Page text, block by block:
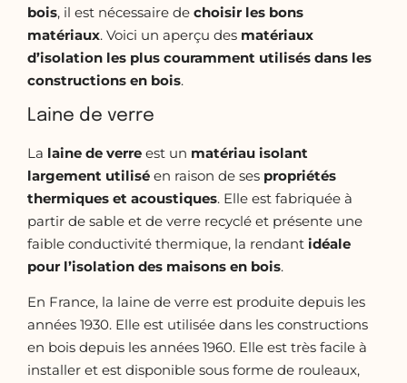
bois, il est nécessaire de choisir les bons
matériaux. Voici un aperçu des matériaux
d’isolation les plus couramment utilisés dans les
constructions en bois.
Laine de verre
La laine de verre est un matériau isolant
largement utilisé en raison de ses propriétés
thermiques et acoustiques. Elle est fabriquée à
partir de sable et de verre recyclé et présente une
faible conductivité thermique, la rendant idéale
pour l’isolation des maisons en bois.
En France, la laine de verre est produite depuis les
années 1930. Elle est utilisée dans les constructions
en bois depuis les années 1960. Elle est très facile à
installer et est disponible sous forme de rouleaux,